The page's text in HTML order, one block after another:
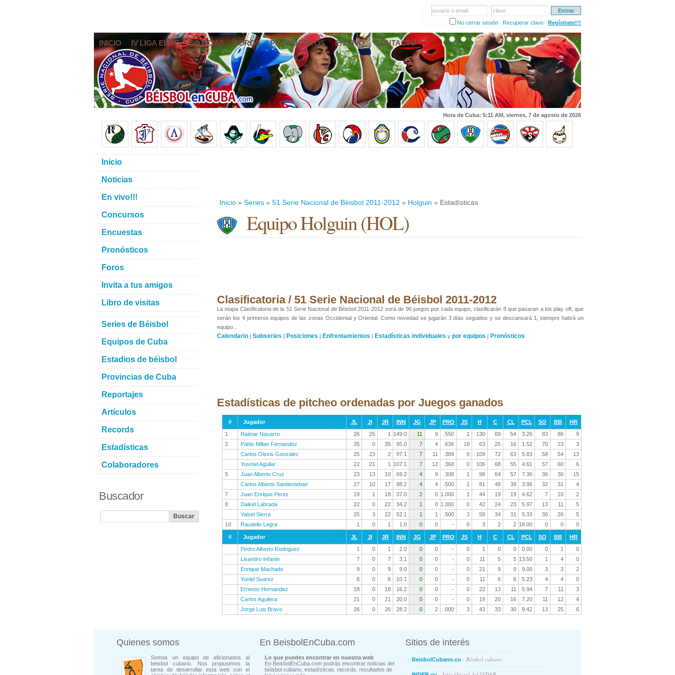
usuario o email
clave
No cerrar sesión
Recuperar clave Regístrate!!!
INICIO IV LIGA ELITE NOTICIAS FOROS PRONÓSTICOS EN VIVO CONTACTO
Hora de Cuba: 5:11 AM, viernes, 7 de agosto de 2026
Inicio » Series » 51 Serie Nacional de Béisbol 2011-2012 » Holguin » Estadísticas
Equipo Holguin (HOL)
Clasificatoria / 51 Serie Nacional de Béisbol 2011-2012
La etapa Clasificatoria de la 51 Serie Nacional de Béisbol 2011-2012 será de 96 juegos por cada equipo, clasificarán 8 que pasaran a los play off, que
serán los 4 primeros equipos de las zonas Occidental y Oriental. Como novedad se jugarán 3 días seguidos y se descansará 1, siempre habrá un
equipo...
Calendario | Subseries | Posiciones | Enfrentamientos | Estadísticas individuales y por equipos | Pronósticos
Estadísticas de pitcheo ordenadas por Juegos ganados
# Jugador JL JI JR INN JG JP PRO JS H C CL PCL SO BB
HR
1
Raimar Navarro 26 25 1 149.0 11 9 .550 1 130 69 54 3.26 83 86
9
2
Pablo Millan Fernandez 35 0 35 95.0 7 4 .636 18 63 25 16 1.52 70 23
3
Carlos Olexis Gonzalez
25 23 2 97.1 7 11 .389 0 109 72 63 5.83 58 54
13
Yusmel Aguilar
22 21 1 107.1 7 12 .368 0 106 68 55 4.61 57 60
6
5
Juan Alberto Cruz 23 13 10 69.2 4 9 .308 1 98 64 57 7.36 36 30
15
Carlos Alberto Santiesteban
27 10 17 88.2 4 4 .500 1 81 48 39 3.96 32 31
4
7
Juan Enrique Perez 19 1 18 37.0 2 0 1.000 1 44 19 19 4.62 7 10
2
8
Daikel Labrada 22 0 22 34.2 1 0 1.000 0 42 24 23 5.97 13 11
5
Yaisel Sierra
25 3 22 52.1 1 1 .500 3 58 34 31 5.33 30 26
5
10
Raudelin Legra 1 0 1 1.0 0 0 - 0 3 2 2 18.00 0 0 0
# Jugador JL JI JR INN JG JP PRO JS H C CL PCL SO BB
HR
Pedro Alberto Rodriguez
1 0 1 2.0 0 0 - 0 1 0 0 0.00 0 1
0
Lisandro Infante
7 0 7 3.1 0 0 - 0 11 5 5 13.50 1 4
0
Enrique Machado
9 0 9 9.0 0 0 - 0 21 9 9 9.00 3 3
2
Yuniel Suarez
6 0 6 10.1 0 0 - 0 11 6 6 5.23 4 4
0
Ernesto Hernandez
18 0 18 16.2 0 0 - 0 22 13 11 5.94 7 11
3
Carlos Aguilera
21 0 21 20.0 0 0 - 0 19 20 16 7.20 11 12
4
Jorge Luis Bravo
26 0 26 28.2 0 2 .000 3 43 33 30 9.42 13 25 6
Inicio
Noticias
En vivo!!!
Concursos
Encuestas
Pronósticos
Foros
Invita a tus amigos
Libro de visitas
Series de Béisbol
Equipos de Cuba
Estadios de béisbol
Provincias de Cuba
Reportajes
Artículos
Records
Estadísticas
Colaboradores
Buscador
Quienes somos
Somos un equipo de aficionados al
béisbol cubano. Nos propusimos la
tarea de desarrollar esta web con el
En BeisbolEnCuba.com
Lo que puedes encontrar en nuestra web
En BeisbolEnCuba.com podrás encontrar noticias del
béisbol cubano, estadísticas, records, resultados de
Sitios de interés
BeisbolCubano.cu - Béisbol cubano